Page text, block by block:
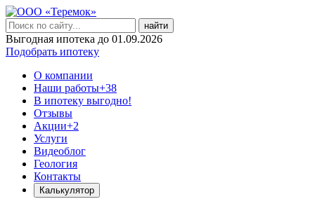
найти
Выгодная ипотека до 01.09.2026
Подобрать ипотеку
О компании
Наши работы+38
В ипотеку выгодно!
Отзывы
Акции+2
Услуги
Видеоблог
Геология
Контакты
Калькулятор